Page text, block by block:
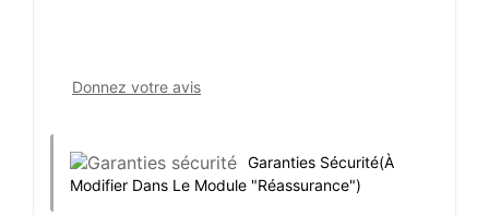
Donnez votre avis
Garanties Sécurité(à
Modifier Dans Le Module "Réassurance")